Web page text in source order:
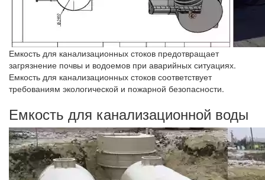
Емкость для канализационных стоков предотвращает
загрязнение почвы и водоемов при аварийных ситуациях.
Емкость для канализационных стоков соответствует
требованиям экологической и пожарной безопасности.
Емкость для канализационной воды